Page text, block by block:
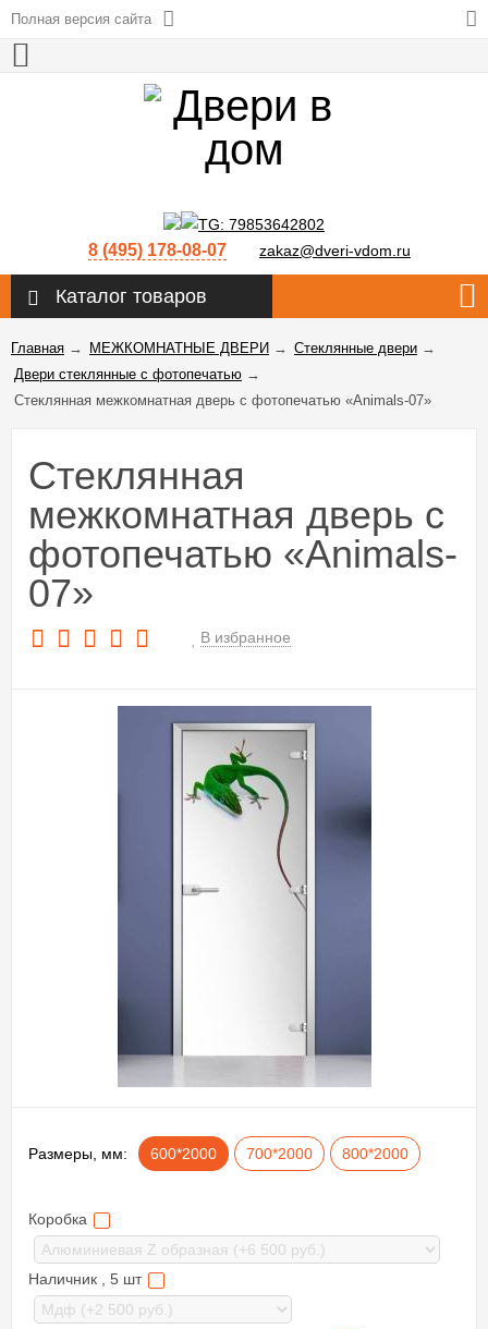
Полная версия сайта
8 (495) 178-08-07 zakaz@dveri-vdom.ru
Каталог товаров
Главная → МЕЖКОМНАТНЫЕ ДВЕРИ → Стеклянные двери →
Двери стеклянные с фотопечатью →
Стеклянная межкомнатная дверь с фотопечатью «Animals-07»
Стеклянная
межкомнатная дверь с
фотопечатью «Animals-
07»
В избранное
Размеры, мм: 600*2000 700*2000 800*2000
Коробка
Наличник , 5 шт